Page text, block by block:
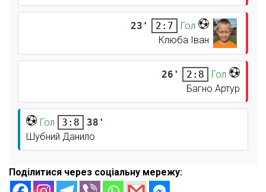
23' 2:7
Гол
Клюба Іван
26' 2:8
Гол
Багно Артур
Гол 3:8
38'
Шубний Данило
Поділитися через соціальну мережу: